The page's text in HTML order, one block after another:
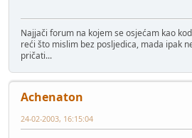
Najjači forum na kojem se osjećam kao
reći što mislim bez posljedica, mada ipak
pričati...
Achenaton
24-02-2003, 16:15:04